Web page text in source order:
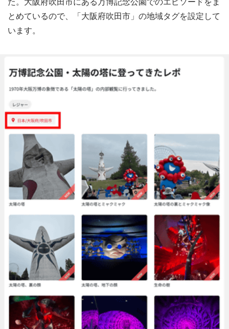
とめているので、「大阪府吹田市」の地域タグを設定して
います。